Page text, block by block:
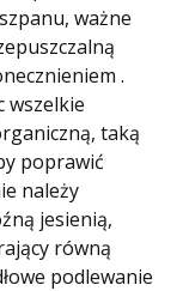
ważne
.
wszelkie
taką
poprawić
należy
jesienią,
równą
podlewanie